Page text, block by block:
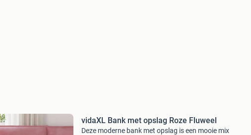
vidaXL Bank met opslag Roze Fluweel
Deze moderne bank met opslag is een mooie mix